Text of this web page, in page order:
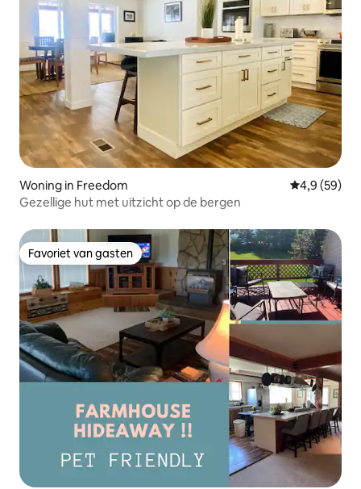
Woning in Freedom Gemiddelde
4,9 (59)
Gezellige hut met uitzicht op de bergen
Favoriet van gasten
Favoriet van gasten